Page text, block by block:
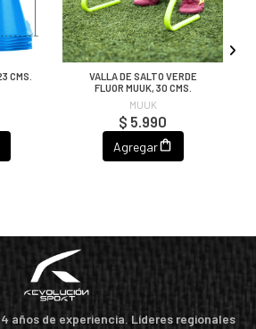
CMS.
VALLA DE SALTO VERDE
FLUOR MUUK, 30 CMS.
MUUK
$ 5.990
Agregar
años de experiencia. Líderes regionales